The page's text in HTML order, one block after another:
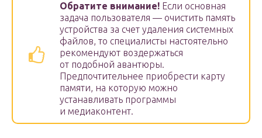
Обратите внимание! Если основная
задача пользователя — очистить память
устройства за счет удаления системных
файлов, то специалисты настоятельно
рекомендуют воздержаться
от подобной авантюры.
Предпочтительнее приобрести карту
памяти, на которую можно
устанавливать программы
и медиаконтент.